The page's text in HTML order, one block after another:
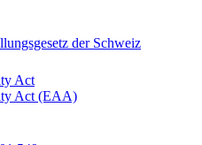
der Schweiz
Act
Act (EAA)